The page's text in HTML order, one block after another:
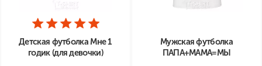
Детская футболка Мне 1
годик (для девочки)
Мужская футболка
ПАПА+МАМА=МЫ